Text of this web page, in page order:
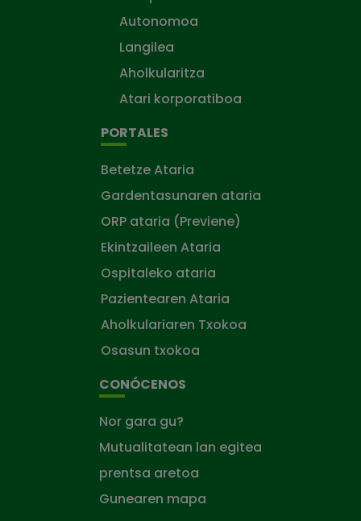
Autonomoa
Langilea
Aholkularitza
Atari korporatiboa
PORTALES
Betetze Ataria
Gardentasunaren ataria
ORP ataria (Previene)
Ekintzaileen Ataria
Ospitaleko ataria
Pazientearen Ataria
Aholkulariaren Txokoa
Osasun txokoa
CONÓCENOS
Nor gara gu?
Mutualitatean lan egitea
prentsa aretoa
Gunearen mapa